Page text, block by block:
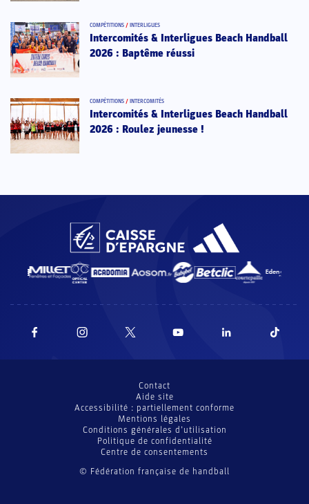
COMPÉTITIONS / INTERLIGUES
Intercomités & Interligues Beach Handball
2026 : Baptême réussi
COMPÉTITIONS / INTERCOMITÉS
Intercomités & Interligues Beach Handball
2026 : Roulez jeunesse !
© Fédération française de handball
Contact
Aide site
Accessibilité : partiellement conforme
Mentions légales
Conditions générales d’utilisation
Politique de confidentialité
Centre de consentements